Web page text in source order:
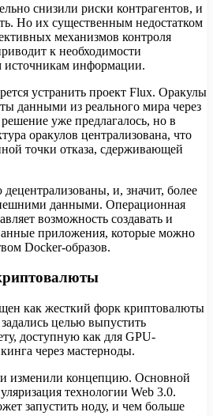
снизили риски контрагентов, и
Но их существенным недостатком
механизмов контроля
к необходимости
информации.
устранить проект Flux. Оракулы
данными из реального мира через
уже предлагалось, но в
оракулов централизована, что
точки отказа, сдерживающей
и, значит, более
данными. Операционная
возможность создавать и
приложения, которые можно
Docker-образов.
как жесткий форк криптовалюты
целью выпустить
доступную как для GPU-
через мастерноды.
изменили концепцию. Основной
технологии Web 3.0.
запустить ноду, и чем больше